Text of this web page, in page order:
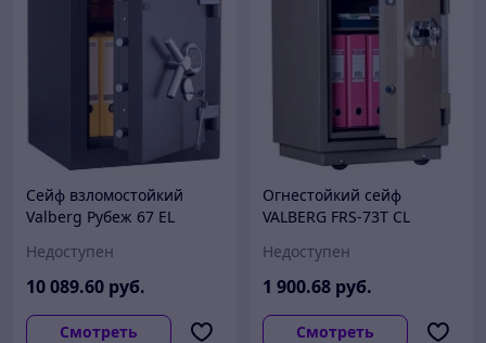
Сейф взломостойкий
Valberg Рубеж 67 EL
Недоступен
10 089.60 руб.
Смотреть
Огнестойкий сейф
VALBERG FRS-73T CL
Недоступен
1 900.68 руб.
Смотреть